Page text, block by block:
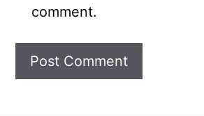
comment.